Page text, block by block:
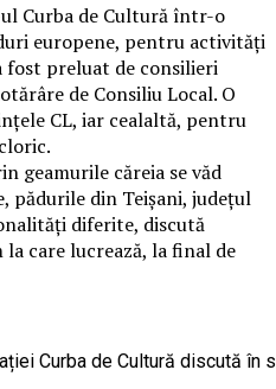
Curba de Cultură într-o
europene, pentru activități
preluat de consilieri
de Consiliu Local. O
CL, iar cealaltă, pentru
geamurile căreia se văd
pădurile din Teișani, județul
diferite, discută
care lucrează, la final de
Curba de Cultură discută